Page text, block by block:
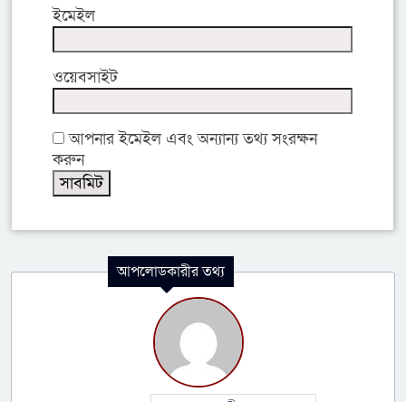
ইমেইল
ওয়েবসাইট
আপনার ইমেইল এবং অন্যান্য তথ্য সংরক্ষন
করুন
আপলোডকারীর তথ্য